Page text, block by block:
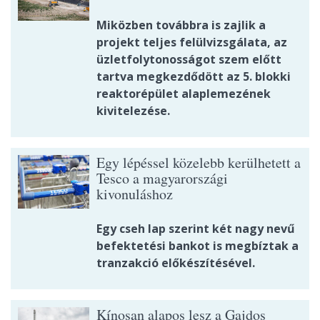
Miközben továbbra is zajlik a
projekt teljes felülvizsgálata, az
üzletfolytonosságot szem előtt
tartva megkezdődött az 5. blokki
reaktorépület alaplemezének
kivitelezése.
Egy lépéssel közelebb kerülhetett a
Tesco a magyarországi
kivonuláshoz
Egy cseh lap szerint két nagy nevű
befektetési bankot is megbíztak a
tranzakció előkészítésével.
Kínosan alapos lesz a Gajdos